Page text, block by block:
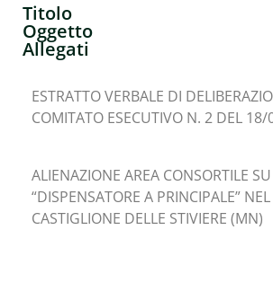
Titolo
Oggetto
Allegati
ESTRATTO VERBALE DI
COMITATO ESECUTIVO N. 2 DEL
ALIENAZIONE AREA CONSORTILE SU
“DISPENSATORE A PRINCIPALE”
CASTIGLIONE DELLE STIVIERE (MN)